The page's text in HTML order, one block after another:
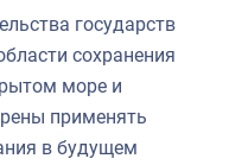
государств
сохранения
море и
применять
в будущем